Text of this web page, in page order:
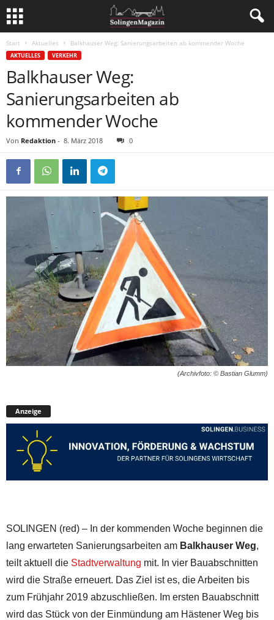
Start Aktuelles Balkhauser Weg: Sanierungsarbeiten ab kommender Woche
AKTUELLES VERKEHR
Balkhauser Weg:
Sanierungsarbeiten ab
kommender Woche
Von Redaktion - 8. März 2018 0
(Archivfoto: © Bastian Glumm)
Anzeige
SOLINGEN (red) – In der kommenden Woche beginnen die
lang erwarteten Sanierungsarbeiten am Balkhauser Weg,
teilt aktuell die Stadtverwaltung mit. In vier Bauabschnitten
wird die Straße erneuert. Das Ziel ist es, die Arbeiten bis
zum Frühjahr 2019 abzuschließen. Im ersten Bauabschnitt
wird das Stück von der Einmündung am Hästener Weg bis